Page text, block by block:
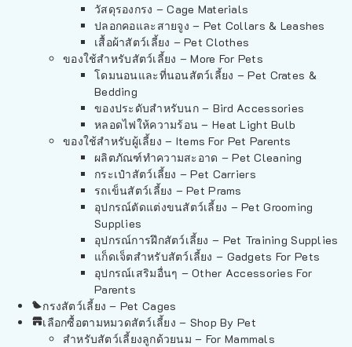
วัสดุรองกรง – Cage Materials
ปลอกคอและสายจูง – Pet Collars & Leashes
เสื้อผ้าสัตว์เลี้ยง – Pet Clothes
ของใช้สำหรับสัตว์เลี้ยง – More For Pets
โดมนอนและที่นอนสัตว์เลี้ยง – Pet Crates &
Bedding
ของประดับสำหรับนก – Bird Accessories
หลอดไฟให้ความร้อน – Heat Light Bulb
ของใช้สำหรับผู้เลี้ยง – Items For Pet Parents
ผลิตภัณฑ์ทำความสะอาด – Pet Cleaning
กระเป๋าสัตว์เลี้ยง – Pet Carriers
รถเข็นสัตว์เลี้ยง – Pet Prams
อุปกรณ์ตัดแต่งขนสัตว์เลี้ยง – Pet Grooming
Supplies
อุปกรณ์การฝึกสัตว์เลี้ยง – Pet Training Supplies
แก็ดเจ็ตสำหรับสัตว์เลี้ยง – Gadgets For Pets
อุปกรณ์เสริมอื่นๆ – Other Accessories For
Parents
กรงสัตว์เลี้ยง – Pet Cages
เลือกซื้อตามหมวดสัตว์เลี้ยง – Shop By Pet
สำหรับสัตว์เลี้ยงลูกด้วยนม – For Mammals